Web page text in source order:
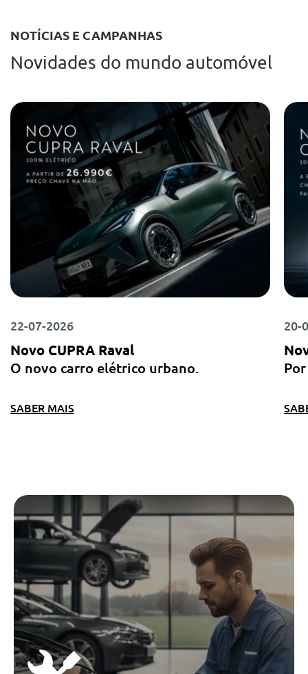
NOTÍCIAS E CAMPANHAS
Novidades do mundo automóvel
22-07-2026
Novo CUPRA Raval
O novo carro elétrico urbano.
SABER MAIS
20-